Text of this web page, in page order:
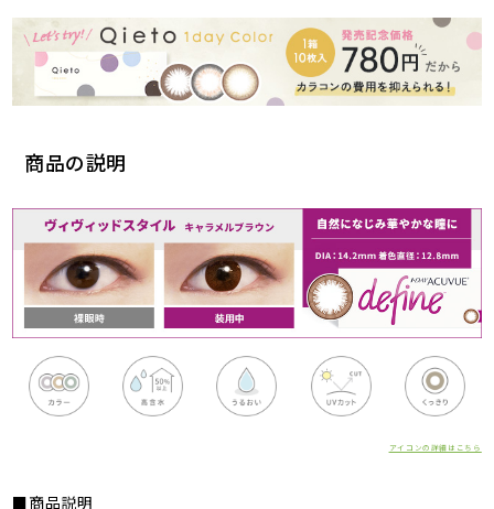
商品の説明
アイコンの詳細はこちら
■商品説明